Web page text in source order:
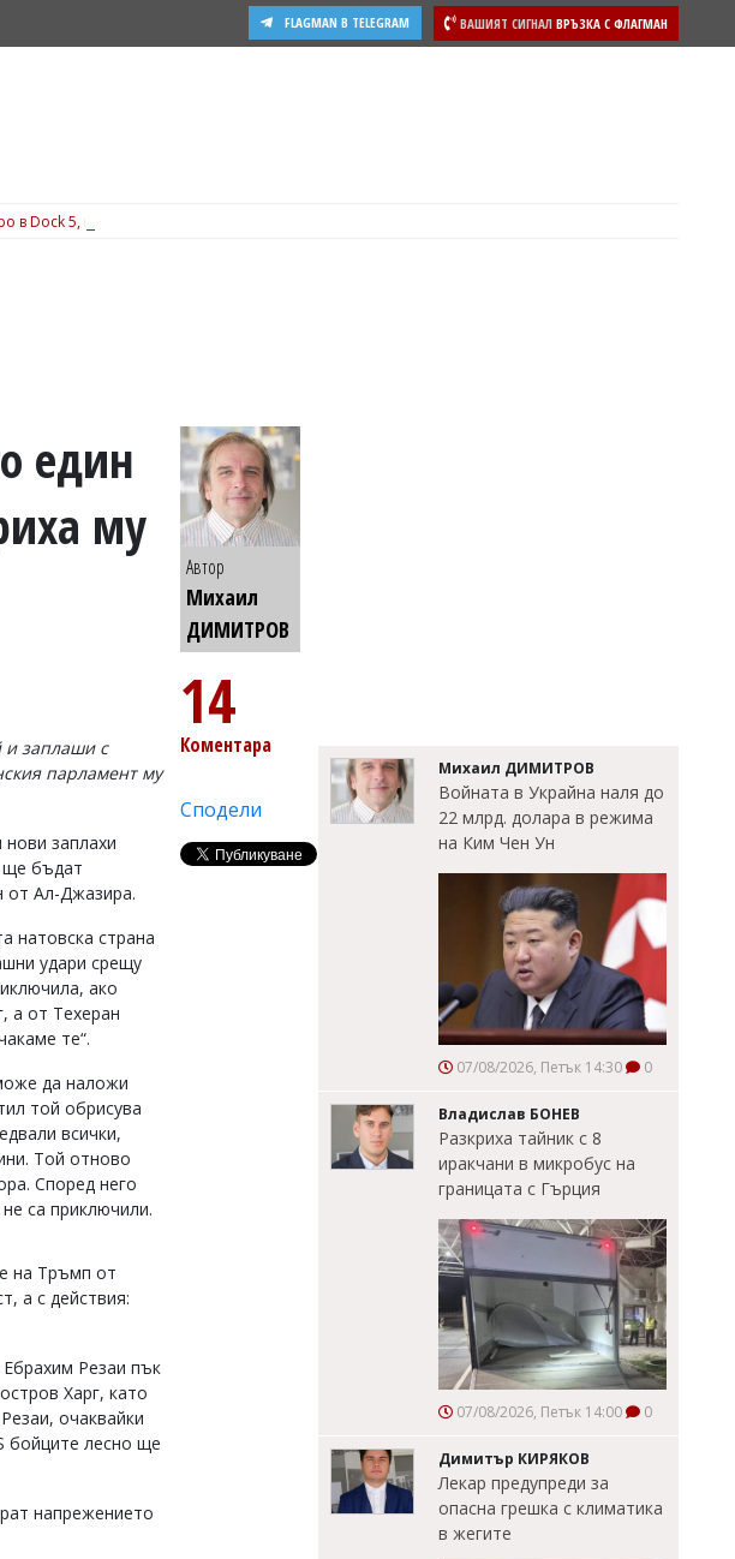
ВАШИЯТ СИГНАЛ ВРЪЗКА С ФЛАГМАН
FLAGMAN В TELEGRAM
в Dock 5, вижте подробности
един
му
и заплаши с
парламент му
заплахи
ще бъдат
от Ал-Джазира.
натовска страна
удари срещу
ако
а от Техеран
те“.
да наложи
той обрисува
всички,
Той отново
Според него
са приключили.
на Тръмп от
а с действия:
Резаи пък
Харг, като
очаквайки
бойците лесно ще
напрежението
Автор
Михаил
ДИМИТРОВ
14
Коментара
Сподели
Михаил ДИМИТРОВ
Войната в Украйна наля до
22 млрд. долара в режима
на Ким Чен Ун
07/08/2026, Петък 14:30 0
Владислав БОНЕВ
Разкриха тайник с 8
иракчани в микробус на
границата с Гърция
07/08/2026, Петък 14:00 0
Димитър КИРЯКОВ
Лекар предупреди за
опасна грешка с климатика
в жегите